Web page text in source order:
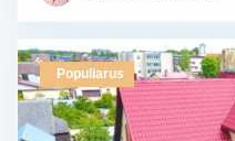
Populiarus